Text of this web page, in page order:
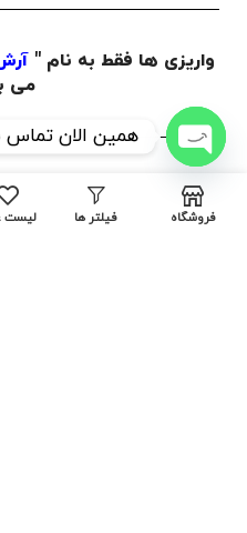
واریزی ها فقط به نام "
می
ساعات کاری مجموعه شنبه
الی18:00 بوده و فروشگاه فیلتر ها
همین الان تماس
CHATY